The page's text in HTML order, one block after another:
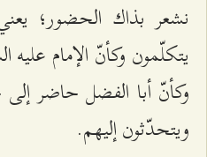
نشعر بذاك الحضور؛
يتكلّمون وكأنّ الإمام
وكأنّ أبا الفضل حاضر
ويتحدّثون إليهم.